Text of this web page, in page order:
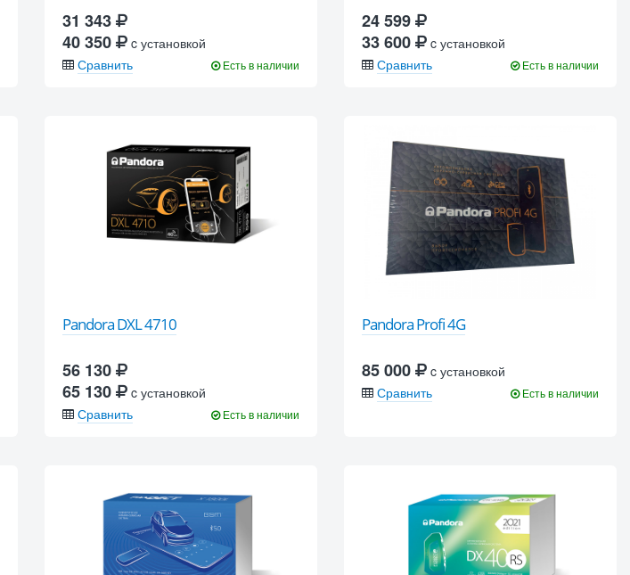
31 343
40 350
c установкой
Сравнить
Есть в наличии
24 599
33 600
c установкой
Сравнить
Есть в наличии
Pandora DXL 4710
56 130
65 130
c установкой
Сравнить
Есть в наличии
Pandora Profi 4G
85 000
c установкой
Сравнить
Есть в наличии